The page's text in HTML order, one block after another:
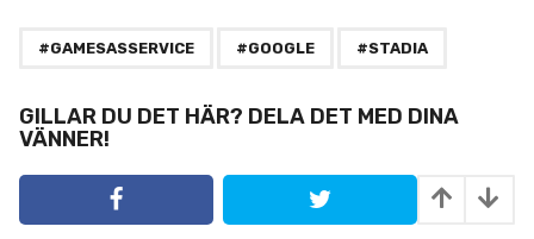
i
n
a
#GAMESASSERVICE #GOOGLE #STADIA
GILLAR DU DET HÄR? DELA DET MED DINA
VÄNNER!